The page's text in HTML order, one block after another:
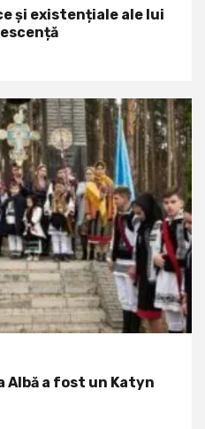
și existențiale ale lui
Albă a fost un Katyn